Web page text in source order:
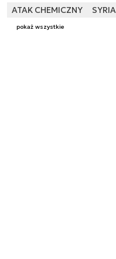
ATAK CHEMICZNY SYRIA
pokaż wszystkie